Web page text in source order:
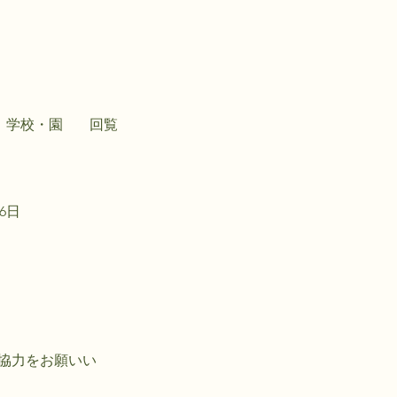
学校・園 回覧
日
力をお願いい